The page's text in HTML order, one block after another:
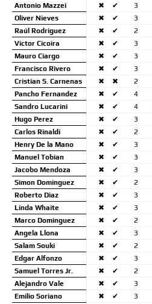
Antonio Mazzei
✖ ✔ 3
Oliver Nieves
✖ ✔ 3
Raúl Rodriguez
✖ ✔ 2
Victor Cicoira
✖ ✔ 3
Mauro Ciargo
✖ ✔ 3
Francisco Rivero
✖ ✔ 3
Cristian S. Carnenas
✖ ✖ 2
Pancho Fernandez
✖ ✔ 4
Sandro Lucarini
✖ ✔ 4
Hugo Perez
✖ ✔ 3
Carlos Rinaldi
✖ ✔ 2
Henry De la Mano
✖ ✔ 3
Manuel Tobian
✖ ✔ 3
Jacobo Mendoza
✖ ✔ 3
Simon Dominguez
✖ ✔ 2
Roberto Diaz
✖ ✔ 3
Linda Whaite
✖ ✔ 3
Marco Dominguez
✖ ✔ 2
Angela Llona
✖ ✔ 3
Salam Souki
✖ ✔ 2
Edgar Alfonzo
✖ ✔ 3
Samuel Torres Jr.
✖ ✔ 2
Alejandro Vale
✖ ✔ 3
Emilio Soriano
✖ ✔ 3